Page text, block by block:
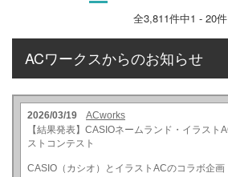
全3,811件中1 - 20件
ACワークスからのお知らせ